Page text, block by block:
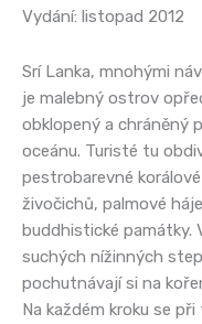
Vydání: listopad 2012
Srí Lanka, mnohými
je malebný ostrov
obklopený a chráněný
oceánu. Turisté tu
pestrobarevné
živočichů, palmové
buddhistické památky.
suchých nížinných
pochutnávají si na
Na každém kroku se